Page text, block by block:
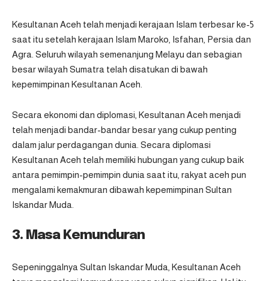
Kesultanan Aceh telah menjadi kerajaan Islam terbesar ke-5
saat itu setelah kerajaan Islam Maroko, Isfahan, Persia dan
Agra. Seluruh wilayah semenanjung Melayu dan sebagian
besar wilayah Sumatra telah disatukan di bawah
kepemimpinan Kesultanan Aceh.
Secara ekonomi dan diplomasi, Kesultanan Aceh menjadi
telah menjadi bandar-bandar besar yang cukup penting
dalam jalur perdagangan dunia. Secara diplomasi
Kesultanan Aceh telah memiliki hubungan yang cukup baik
antara pemimpin-pemimpin dunia saat itu, rakyat aceh pun
mengalami kemakmuran dibawah kepemimpinan Sultan
Iskandar Muda.
3. Masa Kemunduran
Sepeninggalnya Sultan Iskandar Muda, Kesultanan Aceh